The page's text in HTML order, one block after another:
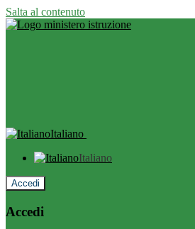
Salta al contenuto
Italiano
Italiano
Accedi
Accedi